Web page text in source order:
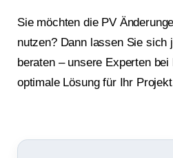
Sie möchten die PV
nutzen? Dann lassen Sie sich
beraten – unsere Experten
optimale Lösung für Ihr